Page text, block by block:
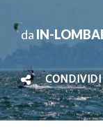
da IN-
CONDIVIDI